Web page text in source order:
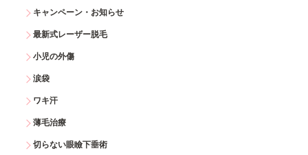
キャンペーン・お知らせ
最新式レーザー脱毛
小児の外傷
涙袋
ワキ汗
薄毛治療
切らない眼瞼下垂術